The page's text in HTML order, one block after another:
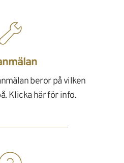
beror på vilken
Klicka här för info.